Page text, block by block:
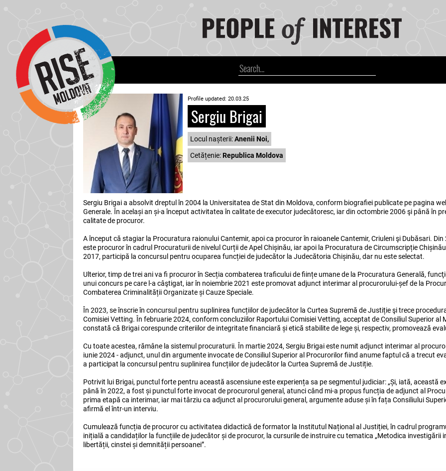
Profile updated: 20.03.25
Sergiu Brigai
Locul nașterii:Anenii Noi,
Cetățenie: Republica Moldova
Sergiu Brigai a absolvit dreptul în 2004 la Universitatea de Stat din Moldova, conform biografiei publicate pe pagina
Generale. În același an și-a început activitatea în calitate de executor judecătoresc, iar din octombrie 2006 şi până în
calitate de procuror.
A început că stagiar la Procuratura raionului Cantemir, apoi ca procuror în raioanele Cantemir, Criuleni şi Dubăsari.
este procuror în cadrul Procuraturii de nivelul Curții de Apel Chișinău, iar apoi la Procuratura de Circumscripție
2017, participă la concursul pentru ocuparea funcției de judecător la Judecătoria Chișinău, dar nu este selectat.
Ulterior, timp de trei ani va fi procuror în Secția combaterea traficului de ființe umane de la Procuratura Generală,
unui concurs pe care l-a câştigat, iar în noiembrie 2021 este promovat adjunct interimar al procurorului-șef de la
Combaterea Criminalității Organizate și Cauze Speciale.
În 2023, se înscrie în concursul pentru suplinirea funcțiilor de judecător la Curtea Supremă de Justiție şi trece
Comisiei Vetting. În februarie 2024, conform concluziilor Raportului Comisiei Vetting, acceptat de Consiliul Superior al
constată că Brigai corespunde criteriilor de integritate financiară și etică stabilite de lege și, respectiv, promovează
Cu toate acestea, rămâne la sistemul procuraturii. În martie 2024, Sergiu Brigai este numit adjunct interimar al
iunie 2024 - adjunct, unul din argumente invocate de Consiliul Superior al Procurorilor fiind anume faptul că a trecut
a participat la concursul pentru suplinirea funcțiilor de judecător la Curtea Supremă de Justiție.
Potrivit lui Brigai, punctul forte pentru această ascensiune este experiența sa pe segmentul judiciar: „Și, iată, această
până în 2022, a fost și punctul forte invocat de procurorul general, atunci când mi-a propus funcția de adjunct al
prima etapă ca interimar, iar mai târziu ca adjunct al procurorului general, argumente aduse și în fața Consiliului
afirmă el într-un interviu.
Cumulează funcția de procuror cu activitatea didactică de formator la Institutul Național al Justiției, în cadrul
inițială a candidaților la funcțiile de judecător și de procuror, la cursurile de instruire cu tematica „Metodica investigării
libertății, cinstei și demnității persoanei”.